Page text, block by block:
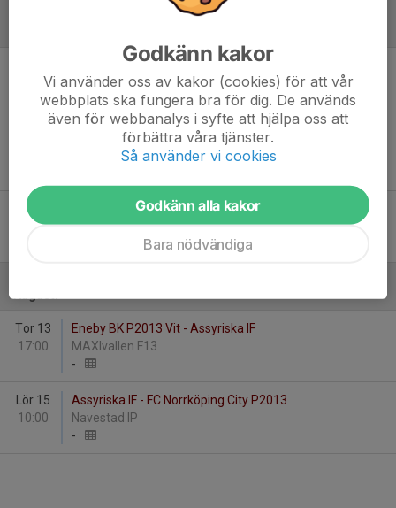
16:15
IK Sleipner P13 - Assyriska IF
Ektorps IP
3- 1
Assyriska IF - Smedby AIS P2013 Svart
Navestad IP
Lör 27
10:00
Assyriska IF - Hjulsbro IK P-2014
Navestad IP
Tor 13
17:00
Eneby BK P2013 Vit - Assyriska IF
MAXIvallen F13
-
Lör 15
10:00
Assyriska IF - FC Norrköping City P2013
Navestad IP
-
Godkänn kakor
Vi använder oss av kakor (cookies) för att vår
webbplats ska fungera bra för dig. De används
även för webbanalys i syfte att hjälpa oss att
förbättra våra tjänster.
Så använder vi cookies
Godkänn alla kakor
Bara nödvändiga